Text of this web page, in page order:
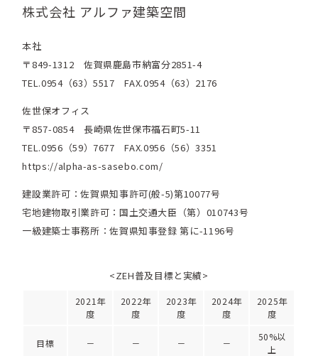
株式会社 アルファ建築空間
本社
〒849-1312 佐賀県鹿島市納富分2851-4
TEL.0954（63）5517 FAX.0954（63）2176
佐世保オフィス
〒857-0854 長崎県佐世保市福石町5-11
TEL.0956（59）7677 FAX.0956（56）3351
https://alpha-as-sasebo.com/
建設業許可：佐賀県知事許可(般-5)第10077号
宅地建物取引業許可：国土交通大臣（第）010743号
一級建築士事務所：佐賀県知事登録 第に-1196号
<ZEH普及目標と実績>
2021年
度
2022年
度
2023年
度
2024年
度
2025年
度
目標 － － － －
50%以
上